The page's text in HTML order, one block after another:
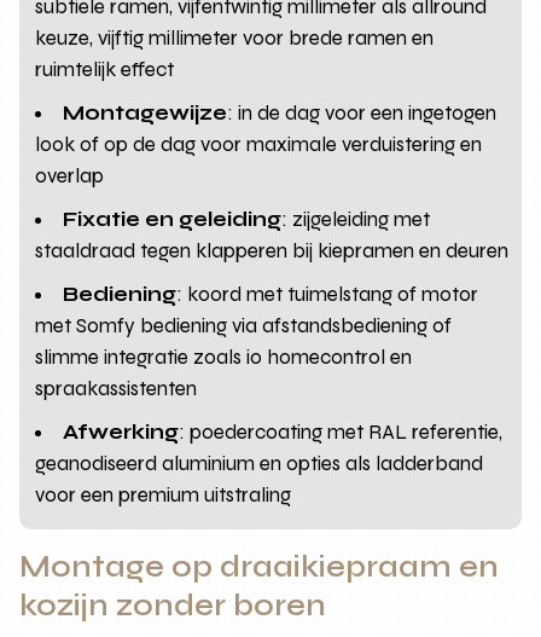
subtiele ramen, vijfentwintig millimeter als allround
keuze, vijftig millimeter voor brede ramen en
ruimtelijk effect
Montagewijze: in de dag voor een ingetogen
look of op de dag voor maximale verduistering en
overlap
Fixatie en geleiding: zijgeleiding met
staaldraad tegen klapperen bij kiepramen en deuren
Bediening: koord met tuimelstang of motor
met Somfy bediening via afstandsbediening of
slimme integratie zoals io homecontrol en
spraakassistenten
Afwerking: poedercoating met RAL referentie,
geanodiseerd aluminium en opties als ladderband
voor een premium uitstraling
Montage op draaikiepraam en
kozijn zonder boren